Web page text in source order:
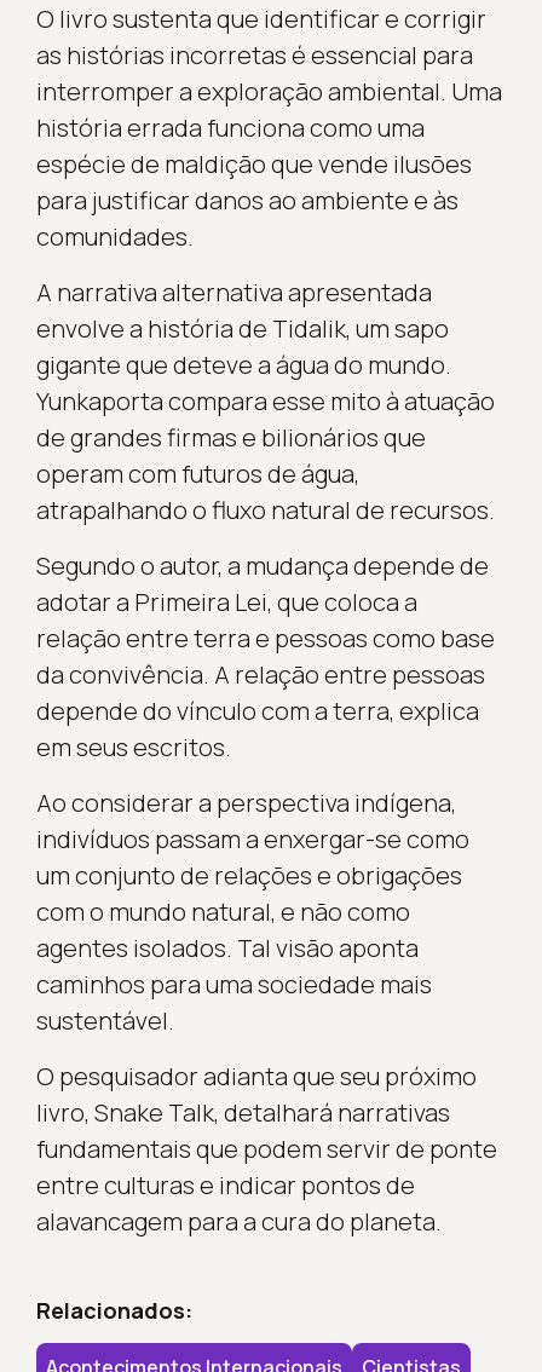
O livro sustenta que identificar e corrigir
as histórias incorretas é essencial para
interromper a exploração ambiental. Uma
história errada funciona como uma
espécie de maldição que vende ilusões
para justificar danos ao ambiente e às
comunidades.
A narrativa alternativa apresentada
envolve a história de Tidalik, um sapo
gigante que deteve a água do mundo.
Yunkaporta compara esse mito à atuação
de grandes firmas e bilionários que
operam com futuros de água,
atrapalhando o fluxo natural de recursos.
Segundo o autor, a mudança depende de
adotar a Primeira Lei, que coloca a
relação entre terra e pessoas como base
da convivência. A relação entre pessoas
depende do vínculo com a terra, explica
em seus escritos.
Ao considerar a perspectiva indígena,
indivíduos passam a enxergar-se como
um conjunto de relações e obrigações
com o mundo natural, e não como
agentes isolados. Tal visão aponta
caminhos para uma sociedade mais
sustentável.
O pesquisador adianta que seu próximo
livro, Snake Talk, detalhará narrativas
fundamentais que podem servir de ponte
entre culturas e indicar pontos de
alavancagem para a cura do planeta.
Relacionados: